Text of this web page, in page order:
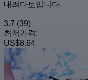
내려다보입니다.
3.7 (39)
최저가격:
US$8.64